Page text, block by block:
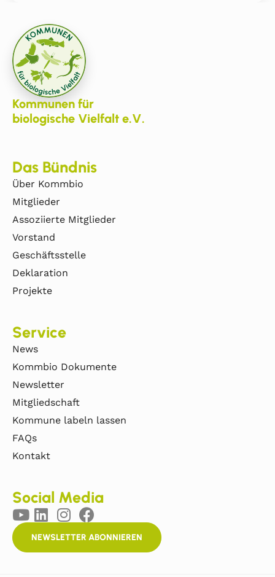
Kommunen für
biologische Vielfalt e.V.
Das Bündnis
Über Kommbio
Mitglieder
Assoziierte Mitglieder
Vorstand
Geschäftsstelle
Deklaration
Projekte
Service
News
Kommbio Dokumente
Newsletter
Mitgliedschaft
Kommune labeln lassen
FAQs
Kontakt
Social Media
NEWSLETTER ABONNIEREN